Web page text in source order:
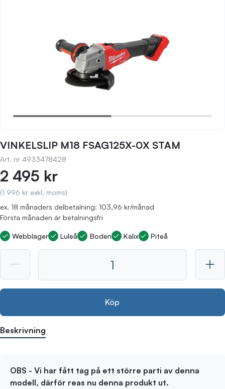
VINKELSLIP M18 FSAG125X-0X STAM
Art. nr 4933478428
2 495 kr
(1 996 kr exkl. moms)
ex. 18 månaders delbetalning: 103,96 kr/månad
Första månaden är betalningsfri
Webblager Luleå Boden Kalix Piteå
Köp
Beskrivning
OBS - Vi har fått tag på ett större parti av denna
modell, därför reas nu denna produkt ut.